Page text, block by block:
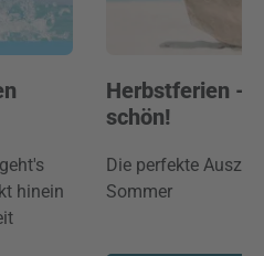
hinein
Herbstferien -
schön!
Die perfekte
Sommer